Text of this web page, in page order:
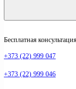
Бесплатная консультация
+373 (22) 999 047
+373 (22) 999 046